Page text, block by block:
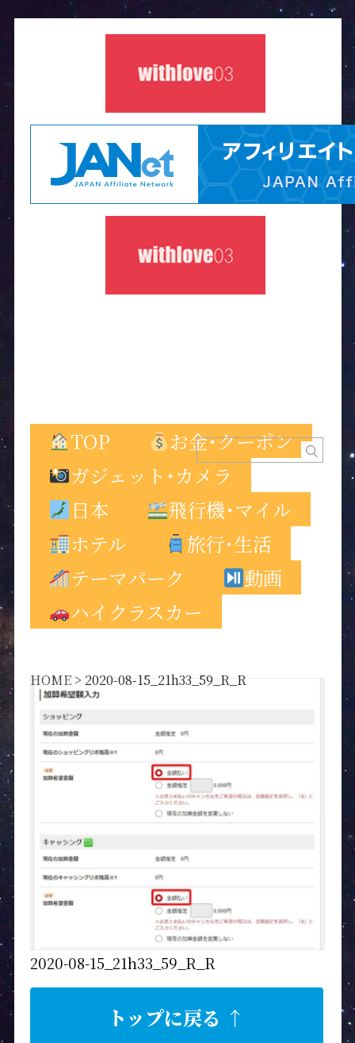
TOP
お金･クーポン
ガジェット･カメラ
日本
飛行機･マイル
ホテル
旅行･生活
テーマパーク
動画
ハイクラスカー
HOME> 2020-08-15_21h33_59_R_R
2020-08-15_21h33_59_R_R
トップに戻る ↑